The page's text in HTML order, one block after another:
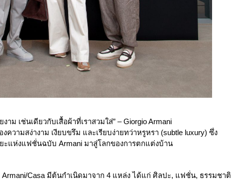
ม เช่นเดียวกับเสื้อผ้าที่เราสวมใส่” – Giorgio Armani
ความสง่างาม เงียบขรึม และเรียบง่ายทว่าหรูหรา (subtle luxury) ซึ่ง
แห่งแฟชั่นฉบับ Armani มาสู่โลกของการตกแต่งบ้าน
Casa มีต้นกำเนิดมาจาก 4 แหล่ง ได้แก่ ศิลปะ, แฟชั่น, ธรรมชาติ